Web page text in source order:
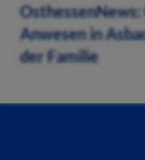
Anwesen in
der Familie